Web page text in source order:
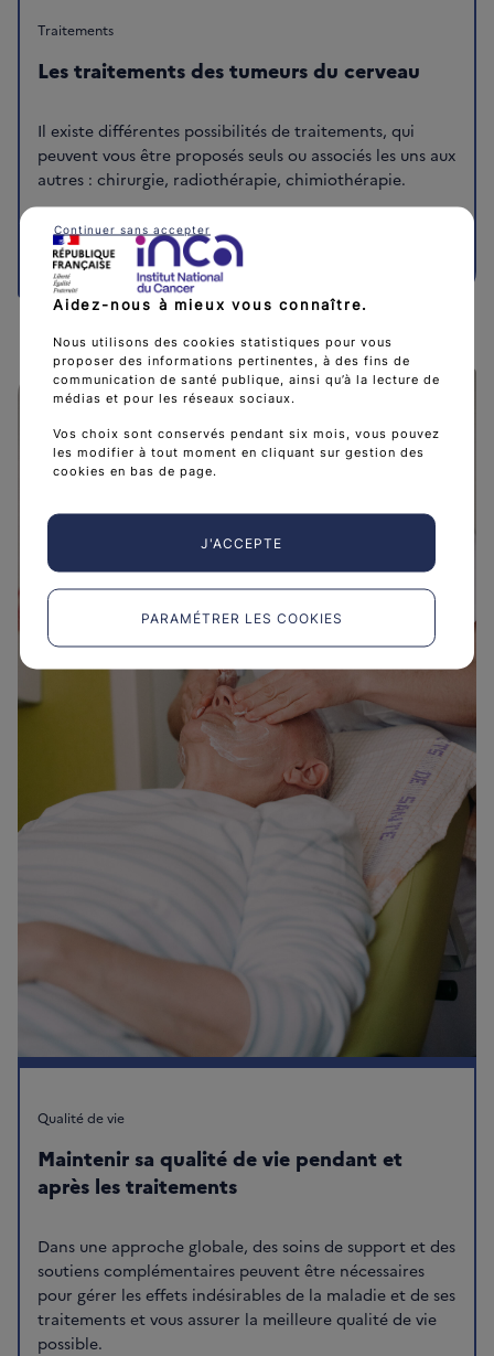
Traitements
Les traitements des tumeurs du cerveau
Il existe différentes possibilités de traitements, qui
peuvent vous être proposés seuls ou associés les uns aux
autres : chirurgie, radiothérapie, chimiothérapie.
Les traitements des tumeurs du cerveau
Qualité de vie
Maintenir sa qualité de vie pendant et
après les traitements
Dans une approche globale, des soins de support et des
soutiens complémentaires peuvent être nécessaires
pour gérer les effets indésirables de la maladie et de ses
traitements et vous assurer la meilleure qualité de vie
possible.
Aidez-nous à mieux vous connaître.
Nous utilisons des cookies statistiques pour vous
proposer des informations pertinentes, à des fins de
communication de santé publique, ainsi qu’à la lecture de
médias et pour les réseaux sociaux.
Vos choix sont conservés pendant six mois, vous pouvez
les modifier à tout moment en cliquant sur gestion des
cookies en bas de page.
J'ACCEPTE
PARAMÉTRER LES COOKIES
Continuer sans accepter